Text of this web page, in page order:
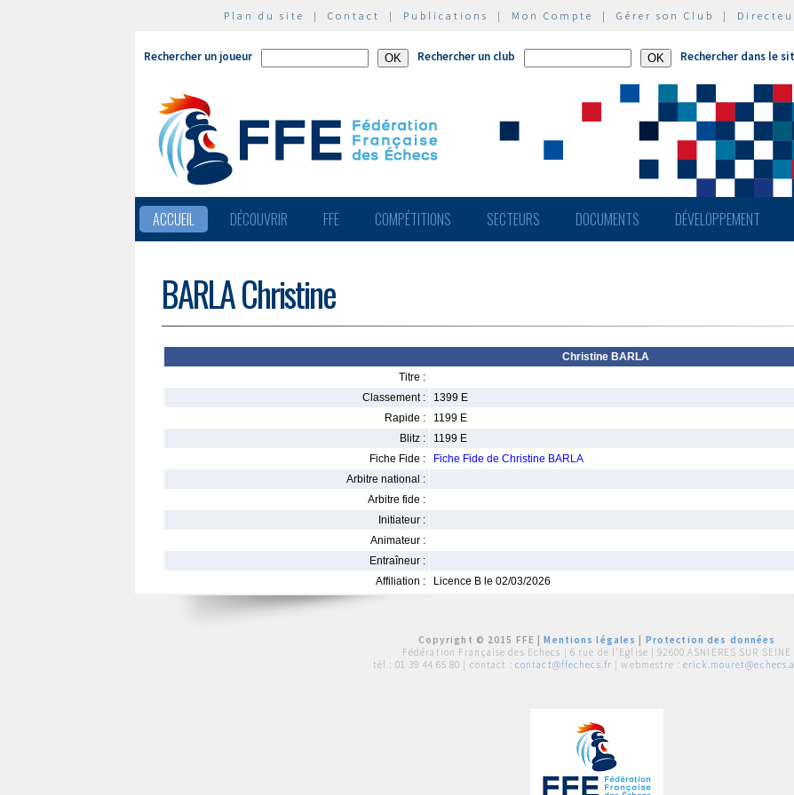
Plan du site | Contact | Publications | Mon Compte | Gérer son Club |
Rechercher un joueur Rechercher un club Rechercher dans le
ACCUEIL DÉCOUVRIR FFE COMPÉTITIONS SECTEURS DOCUMENTS DÉVELOPPEMENT
BARLA Christine
Christine BARLA
Titre :
Classement :
1399 E
Rapide :
1199 E
Blitz :
1199 E
Fiche Fide :
Fiche Fide de Christine BARLA
Arbitre national :
Arbitre fide :
Initiateur :
Animateur :
Entraîneur :
Affiliation :
Licence B le 02/03/2026
Copyright © 2015 FFE |Mentions légales
Protection des données
Fédération Française des Echecs | 6 rue de l'Eglise | 92600 ASNIERES SUR SEINE
tél : 01 39 44 65 80 | contact : contact@ffechecs.fr | webmestre :